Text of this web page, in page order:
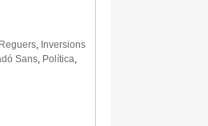
, Inversions
Sans, Política,